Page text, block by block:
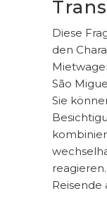
Diese
den
São
Sie
Reisende